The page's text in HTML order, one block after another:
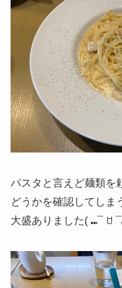
パスタと言えど麺類を
どうかを確認してしま
大盛ありました( ⑉¯ ꇴ